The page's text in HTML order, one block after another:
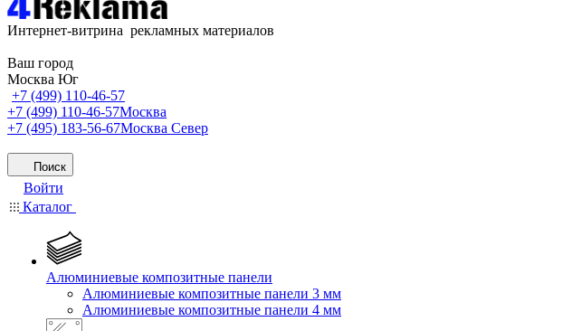
Интернет-витрина рекламных материалов
Ваш город
Москва Юг
+7 (499) 110-46-57
+7 (499) 110-46-57Москва
+7 (495) 183-56-67Москва Север
Поиск
Войти
Каталог
Алюминиевые композитные панели
Алюминиевые композитные панели 3 мм
Алюминиевые композитные панели 4 мм